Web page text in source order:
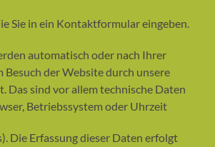
Sie in ein Kontaktformular eingeben.
automatisch oder nach Ihrer
Besuch der Website durch unsere
Das sind vor allem technische Daten
Betriebssystem oder Uhrzeit
Die Erfassung dieser Daten erfolgt